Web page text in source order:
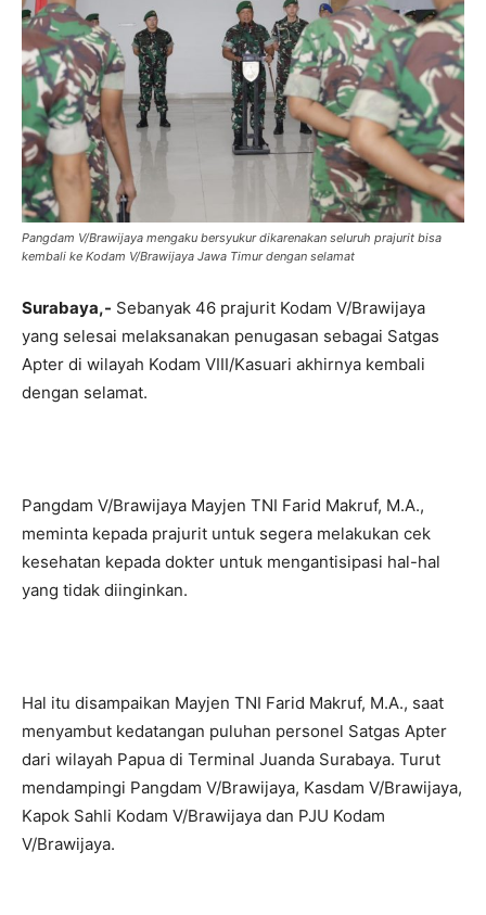
Pangdam V/Brawijaya mengaku bersyukur dikarenakan seluruh prajurit bisa
kembali ke Kodam V/Brawijaya Jawa Timur dengan selamat
Surabaya,- Sebanyak 46 prajurit Kodam V/Brawijaya
yang selesai melaksanakan penugasan sebagai Satgas
Apter di wilayah Kodam VIII/Kasuari akhirnya kembali
dengan selamat.
Pangdam V/Brawijaya Mayjen TNI Farid Makruf, M.A.,
meminta kepada prajurit untuk segera melakukan cek
kesehatan kepada dokter untuk mengantisipasi hal-hal
yang tidak diinginkan.
Hal itu disampaikan Mayjen TNI Farid Makruf, M.A., saat
menyambut kedatangan puluhan personel Satgas Apter
dari wilayah Papua di Terminal Juanda Surabaya. Turut
mendampingi Pangdam V/Brawijaya, Kasdam V/Brawijaya,
Kapok Sahli Kodam V/Brawijaya dan PJU Kodam
V/Brawijaya.